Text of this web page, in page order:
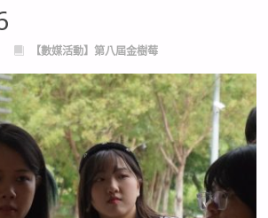
【數媒活動】第八屆金樹莓